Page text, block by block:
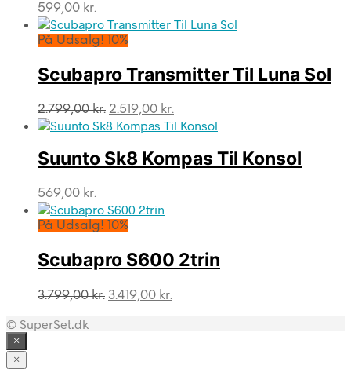
599,00 kr.
På Udsalg! 10%
Scubapro Transmitter Til Luna Sol
2.799,00kr. Den
oprindelige
var:
2.799,00 kr..
2.519,00 kr.
aktuelle
er:
2.519,00 kr..
Suunto Sk8 Kompas Til Konsol
569,00 kr.
På Udsalg! 10%
Scubapro S600 2trin
3.799,00kr. Den
3.419,00 kr.
© SuperSet.dk
×
×